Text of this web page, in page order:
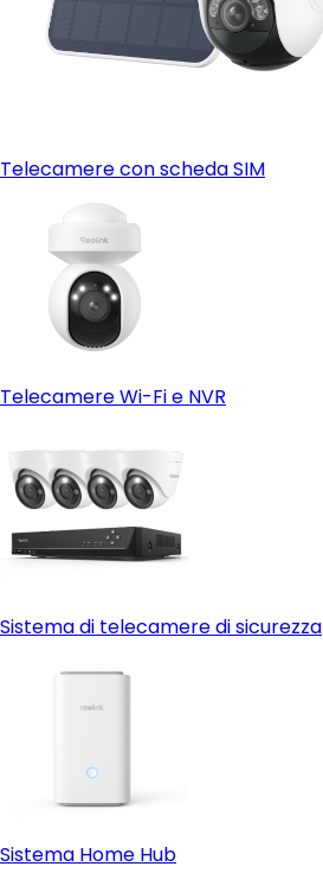
Telecamere con scheda SIM
Telecamere Wi-Fi e NVR
Sistema di telecamere di sicurezza
Sistema Home Hub